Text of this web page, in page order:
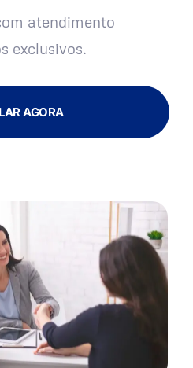
atendimento
exclusivos.
AGORA